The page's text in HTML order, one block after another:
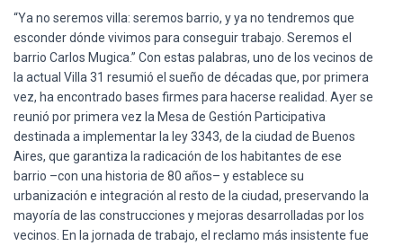
G
C
“Ya no seremos villa: seremos barrio, y ya no tendremos que
esconder dónde vivimos para conseguir trabajo. Seremos el
barrio Carlos Mugica.” Con estas palabras, uno de los vecinos de
la actual Villa 31 resumió el sueño de décadas que, por primera
vez, ha encontrado bases firmes para hacerse realidad. Ayer se
reunió por primera vez la Mesa de Gestión Participativa
destinada a implementar la ley 3343, de la ciudad de Buenos
Aires, que garantiza la radicación de los habitantes de ese
barrio –con una historia de 80 años– y establece su
urbanización e integración al resto de la ciudad, preservando la
mayoría de las construcciones y mejoras desarrolladas por los
vecinos. En la jornada de trabajo, el reclamo más insistente fue